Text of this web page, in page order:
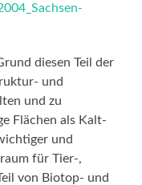
diesen Teil der
und
und zu
Flächen als Kalt-
und
für Tier-,
von Biotop- und